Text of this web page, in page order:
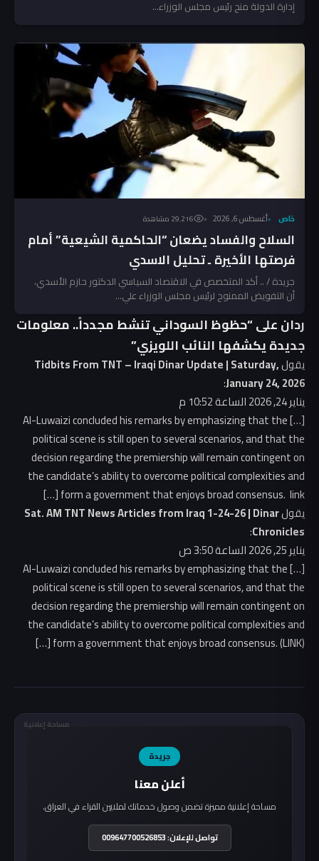
إدارة الدولة منح رئيس مجلس الوزراء...
خاص أغسطس 6, 2026 29٬216 مشاهدة
السلاح والفساد يضعان “الحاكمية الشيعية” أمام
فرصتها الأخيرة ـ تحليل الاسدي
جريدة / .. أكد المتخصص في الاقتصاد السياسي الدكتور حازم الأسدي،
أن التفويض الممنوح لرئيس مجلس الوزراء علي...
ردان على “حظوظ السوداني تنشط مجدداً.. معلومات
جديدة يكشفها النائب اللويزي”
يقولTidbits From TNT – Iraqi Dinar Update | Saturday,
January 24, 2026
:
يناير 24, 2026 الساعة 10:52 م
[…] Al-Luwaizi concluded his remarks by emphasizing that the
political scene is still open to several scenarios, and that the
decision regarding the premiership will remain contingent on
the candidate’s ability to overcome political complexities and
form a government that enjoys broad consensus. link […]
يقولSat. AM TNT News Articles from Iraq 1-24-26 | Dinar
Chronicles
:
يناير 25, 2026 الساعة 3:50 ص
[…] Al-Luwaizi concluded his remarks by emphasizing that the
political scene is still open to several scenarios, and that the
decision regarding the premiership will remain contingent on
the candidate’s ability to overcome political complexities and
form a government that enjoys broad consensus. (LINK) […]
مساحة إعلانية
جريدة
أعلن معنا
مساحة إعلانية مميزة تضمن وصول خدماتك لملايين القراء في العراق.
تواصل للإعلان: 009647700526853